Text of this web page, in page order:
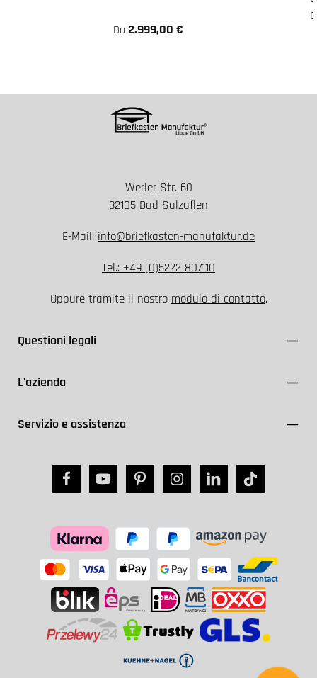
Da 2.999,00 €
Werler Str. 60
32105 Bad Salzuflen
E-Mail: info@briefkasten-manufaktur.de
Tel.: +49 (0)5222 807110
Oppure tramite il nostro modulo di contatto.
Questioni legali
L'azienda
Servizio e assistenza